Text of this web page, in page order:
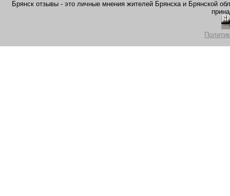
Брянск отзывы - это личные мнения жителей Брянска и Брянской